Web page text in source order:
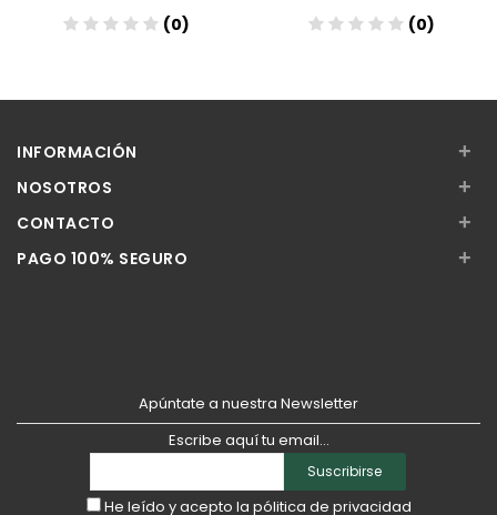
(0) (0)
INFORMACIÓN +
NOSOTROS +
CONTACTO +
PAGO 100% SEGURO +
Apúntate a nuestra Newsletter
Escribe aquí tu email...
Suscribirse
He leído y acepto la pólitica de privacidad